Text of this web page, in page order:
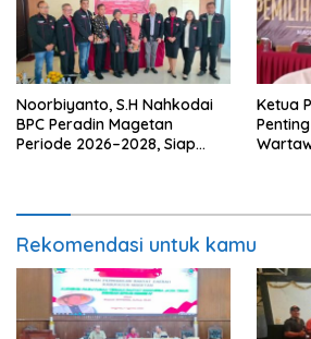
Noorbiyanto, S.H Nahkodai
BPC Peradin Magetan
Periode 2026–2028, Siap
Ketua
Rekomendasi untuk kamu